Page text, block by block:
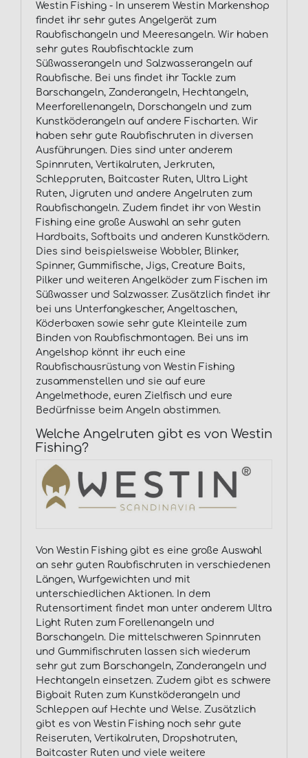
Westin Fishing - In unserem Westin Markenshop
findet ihr sehr gutes Angelgerät zum
Raubfischangeln und Meeresangeln. Wir haben
sehr gutes Raubfischtackle zum
Süßwasserangeln und Salzwasserangeln auf
Raubfische. Bei uns findet ihr Tackle zum
Barschangeln, Zanderangeln, Hechtangeln,
Meerforellenangeln, Dorschangeln und zum
Kunstköderangeln auf andere Fischarten. Wir
haben sehr gute Raubfischruten in diversen
Ausführungen. Dies sind unter anderem
Spinnruten, Vertikalruten, Jerkruten,
Schleppruten, Baitcaster Ruten, Ultra Light
Ruten, Jigruten und andere Angelruten zum
Raubfischangeln. Zudem findet ihr von Westin
Fishing eine große Auswahl an sehr guten
Hardbaits, Softbaits und anderen Kunstködern.
Dies sind beispielsweise Wobbler, Blinker,
Spinner, Gummifische, Jigs, Creature Baits,
Pilker und weiteren Angelköder zum Fischen im
Süßwasser und Salzwasser. Zusätzlich findet ihr
bei uns Unterfangkescher, Angeltaschen,
Köderboxen sowie sehr gute Kleinteile zum
Binden von Raubfischmontagen. Bei uns im
Angelshop könnt ihr euch eine
Raubfischausrüstung von Westin Fishing
zusammenstellen und sie auf eure
Angelmethode, euren Zielfisch und eure
Bedürfnisse beim Angeln abstimmen.
Welche Angelruten gibt es von Westin
Fishing?
Von Westin Fishing gibt es eine große Auswahl
an sehr guten Raubfischruten in verschiedenen
Längen, Wurfgewichten und mit
unterschiedlichen Aktionen. In dem
Rutensortiment findet man unter anderem Ultra
Light Ruten zum Forellenangeln und
Barschangeln. Die mittelschweren Spinnruten
und Gummifischruten lassen sich wiederum
sehr gut zum Barschangeln, Zanderangeln und
Hechtangeln einsetzen. Zudem gibt es schwere
Bigbait Ruten zum Kunstköderangeln und
Schleppen auf Hechte und Welse. Zusätzlich
gibt es von Westin Fishing noch sehr gute
Reiseruten, Vertikalruten, Dropshotruten,
Baitcaster Ruten und viele weitere